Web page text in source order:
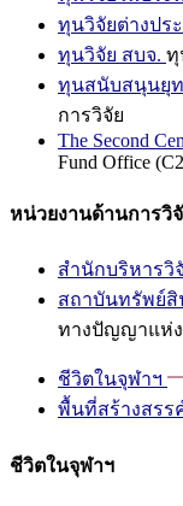
ทุนวิจัยต่างปร
ทุนวิจัย สบจ. ทุ
ทุนสนับสนุนยุท
การวิจัย
The Second
Fund Office
หน่วยงานด้านการวิ
สำนักบริหารวิ
สถาบันทรัพย์
ทางปัญญาแห่
ชีวิตในจุฬาฯ
พื้นที่สร้างสรร
ชีวิตในจุฬาฯ